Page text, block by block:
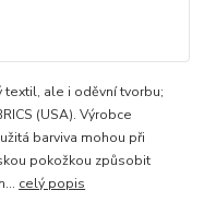
textil, ale i oděvní tvorbu;
(USA). Výrobce
barviva mohou při
pokožkou způsobit
celý popis